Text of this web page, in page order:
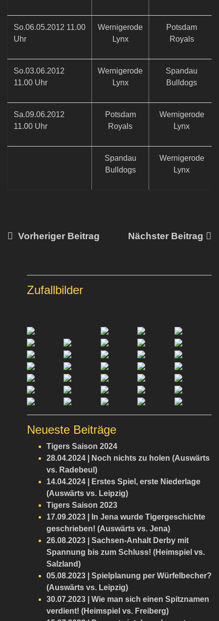
So.06.05.2012 11.00
Uhr
Wernigerode
Lynx
Potsdam
Royals
So.03.06.2012
11.00 Uhr
Wernigerode
Lynx
Spandau
Bulldogs
Sa.09.06.2012
11.00 Uhr
Potsdam
Royals
Wernigerode
Lynx
Spandau
Bulldogs
Wernigerode
Lynx
Vorheriger Beitrag Nächster Beitrag
Zufallbilder
Neueste Beiträge
Tigers Saison 2024
28.04.2024 | Noch nichts zu holen (Auswärts
vs. Radebeul)
14.04.2024 | Erstes Spiel, erste Niederlage
(Auswärts vs. Leipzig)
Tigers Saison 2023
17.09.2023 | In Jena wurde Tigergeschichte
geschrieben! (Auswärts vs. Jena)
26.08.2023 | Sachsen-Anhalt Derby mit
Spannung bis zum Schluss! (Heimspiel vs.
Salzland)
05.08.2023 | Spielplanung per Würfelbecher?
(Auswärts vs. Leipzig)
30.07.2023 | Wie man sich einen Spitznamen
verdient! (Heimspiel vs. Freiberg)